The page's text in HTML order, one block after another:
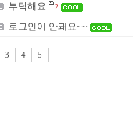
부탁해요 2
로그인이 안돼요~~
3 4 5